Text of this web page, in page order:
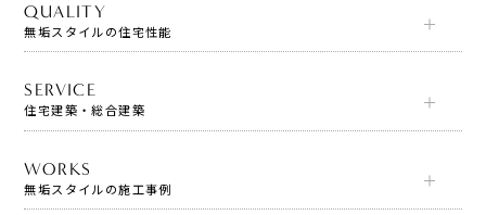
QUALITY
無垢スタイルの住宅性能
SERVICE
住宅建築・総合建築
WORKS
無垢スタイルの施工事例